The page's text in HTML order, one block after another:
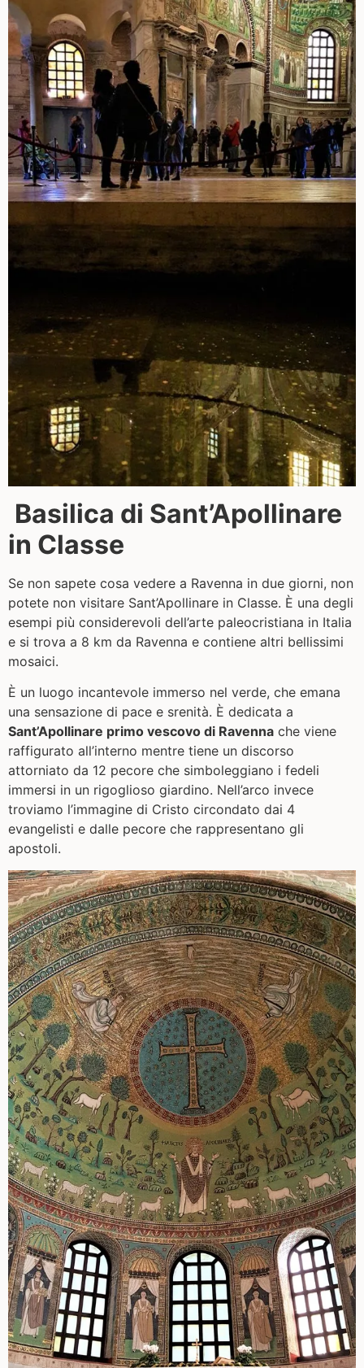
Basilica di Sant’Apollinare
in Classe
Se non sapete cosa vedere a Ravenna in due giorni, non
potete non visitare Sant’Apollinare in Classe. È una degli
esempi più considerevoli dell’arte paleocristiana in Italia
e si trova a 8 km da Ravenna e contiene altri bellissimi
mosaici.
È un luogo incantevole immerso nel verde, che emana
una sensazione di pace e srenità. È dedicata a
Sant’Apollinare primo vescovo di Ravenna che viene
raffigurato all’interno mentre tiene un discorso
attorniato da 12 pecore che simboleggiano i fedeli
immersi in un rigoglioso giardino. Nell’arco invece
troviamo l’immagine di Cristo circondato dai 4
evangelisti e dalle pecore che rappresentano gli
apostoli.